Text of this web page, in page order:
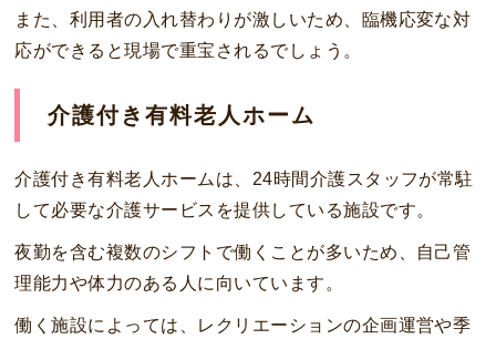
また、利用者の入れ替わりが激しいため、臨機応変な対
応ができると現場で重宝されるでしょう。
介護付き有料老人ホーム
介護付き有料老人ホームは、24時間介護スタッフが常駐
して必要な介護サービスを提供している施設です。
夜勤を含む複数のシフトで働くことが多いため、自己管
理能力や体力のある人に向いています。
働く施設によっては、レクリエーションの企画運営や季